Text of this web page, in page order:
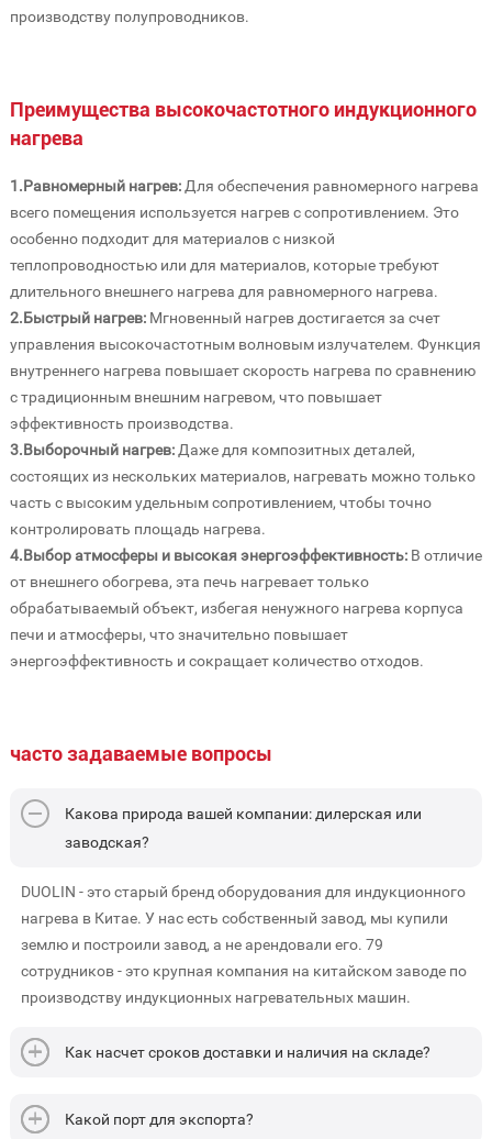
производству полупроводников.
Преимущества высокочастотного индукционного
нагрева
1.Равномерный нагрев:Для обеспечения равномерного нагрева
всего помещения используется нагрев с сопротивлением. Это
особенно подходит для материалов с низкой
теплопроводностью или для материалов, которые требуют
длительного внешнего нагрева для равномерного нагрева.
2.Быстрый нагрев:Мгновенный нагрев достигается за счет
управления высокочастотным волновым излучателем. Функция
внутреннего нагрева повышает скорость нагрева по сравнению
с традиционным внешним нагревом, что повышает
эффективность производства.
3.Выборочный нагрев:Даже для композитных деталей,
состоящих из нескольких материалов, нагревать можно только
часть с высоким удельным сопротивлением, чтобы точно
контролировать площадь нагрева.
4.Выбор атмосферы и высокая энергоэффективность:В отличие
от внешнего обогрева, эта печь нагревает только
обрабатываемый объект, избегая ненужного нагрева корпуса
печи и атмосферы, что значительно повышает
энергоэффективность и сокращает количество отходов.
часто задаваемые вопросы
Какова природа вашей компании: дилерская или
заводская?
DUOLIN - это старый бренд оборудования для индукционного
нагрева в Китае. У нас есть собственный завод, мы купили
землю и построили завод, а не арендовали его. 79
сотрудников - это крупная компания на китайском заводе по
производству индукционных нагревательных машин.
Как насчет сроков доставки и наличия на складе?
Какой порт для экспорта?